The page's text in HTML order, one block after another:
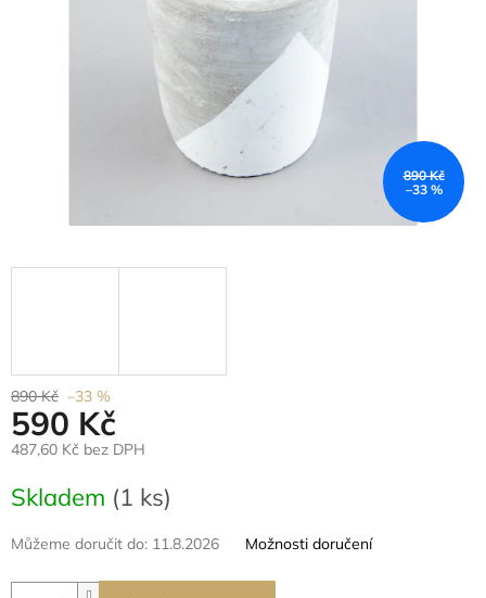
890 Kč
–33 %
890 Kč –33 %
590 Kč
487,60 Kč bez DPH
cena:
Skladem (1 ks)
Můžeme doručit do: 11.8.2026 Možnosti doručení